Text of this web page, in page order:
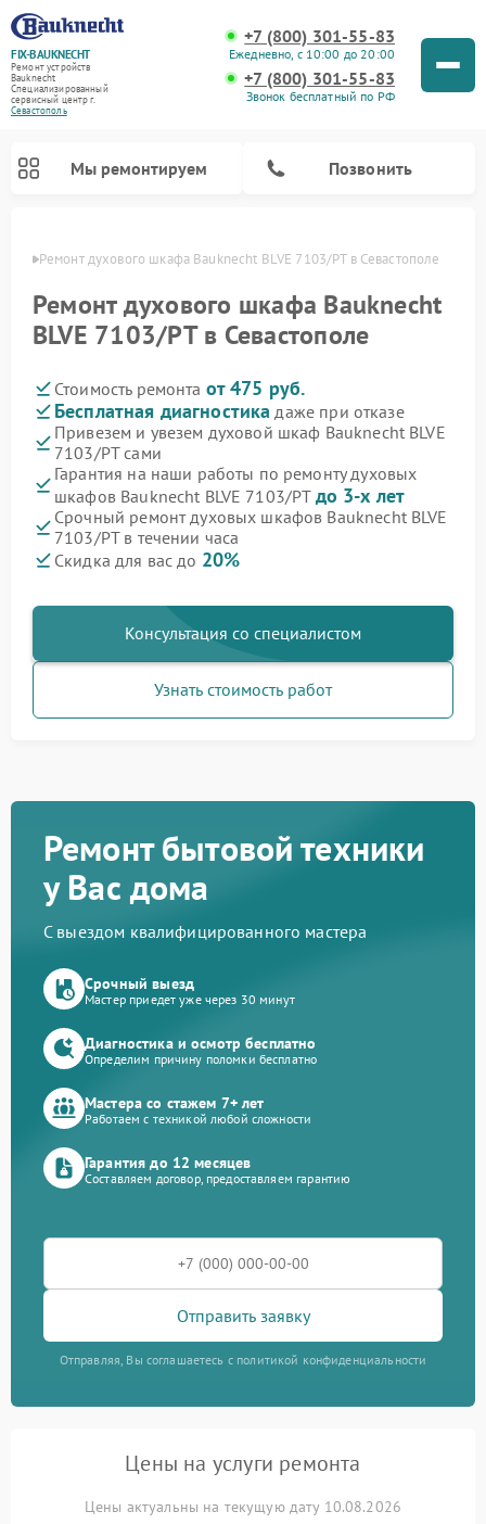
FIX-BAUKNECHT
Ремонт устройств
Bauknecht
Специализированный
cервисный центр г.
Севастополь
+7 (800) 301-55-83
Ежедневно, с 10:00 до 20:00
+7 (800) 301-55-83
Звонок бесплатный по РФ
Мы ремонтируем Позвонить
Ремонт духового шкафа Bauknecht BLVE 7103/PT в Севастополе
Ремонт духового шкафа Bauknecht
BLVE 7103/PT в Севастополе
Стоимость ремонта от 475 руб.
Бесплатная диагностика даже при отказе
Привезем и увезем духовой шкаф Bauknecht BLVE
7103/PT сами
Гарантия на наши работы по ремонту духовых
шкафов Bauknecht BLVE 7103/PT до 3-х лет
Срочный ремонт духовых шкафов Bauknecht BLVE
7103/PT в течении часа
Скидка для вас до 20%
Консультация со специалистом
Узнать стоимость работ
Ремонт бытовой техники
у Вас дома
С выездом квалифицированного мастера
Срочный выезд
Мастер приедет уже через 30 минут
Диагностика и осмотр бесплатно
Определим причину поломки бесплатно
Мастера со стажем 7+ лет
Работаем с техникой любой сложности
Гарантия до 12 месяцев
Составляем договор, предоставляем гарантию
Отправить заявку
Отправляя, Вы соглашаетесь с политикой конфиденциальности
Цены на услуги ремонта
Цены актуальны на текущую дату 10.08.2026